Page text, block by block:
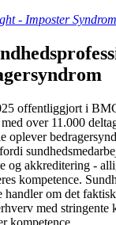
- Imposter
offentliggjort i
over 11.000
oplever
og akkreditering -
kompetence.
handler om det
med stringente
kompetence.